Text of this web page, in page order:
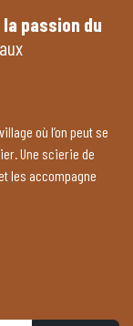
passion du
où l’on peut se
Une scierie de
les accompagne